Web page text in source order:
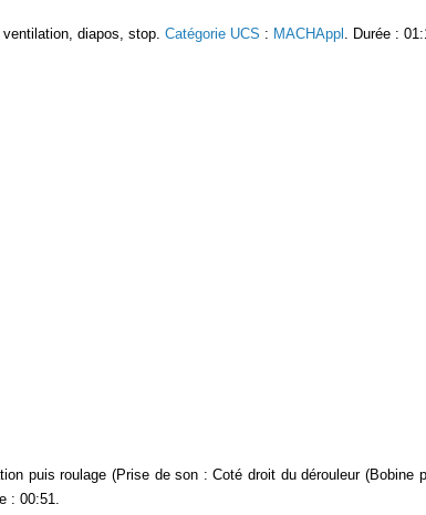
diapos, stop. Catégorie UCS : MACHAppl . Durée :
puis roulage (Prise de son : Coté droit du dérouleur (Bobine
: 00:51.